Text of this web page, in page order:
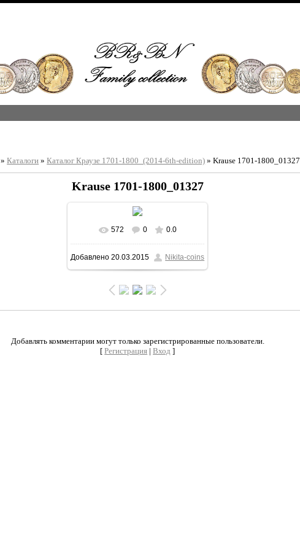
»Каталоги »Каталог Краузе 1701-1800_(2014-6th-edition) » Krause 1701-1800_01327
Krause 1701-1800_01327
В реальном размере
1213x1600/ 383.6Kb
572 0 0.0
Добавлено 20.03.2015 Nikita-coins
Добавлять комментарии могут только зарегистрированные пользователи.
[Регистрация |Вход ]